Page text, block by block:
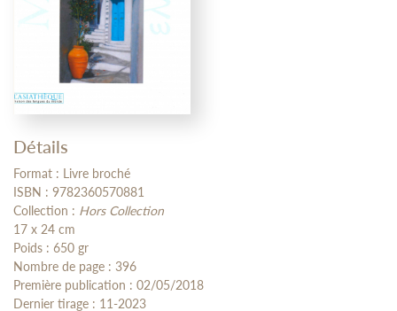
Détails
Format : Livre broché
ISBN : 9782360570881
Collection : Hors Collection
17 x 24 cm
Poids : 650 gr
Nombre de page : 396
Première publication : 02/05/2018
Dernier tirage : 11-2023